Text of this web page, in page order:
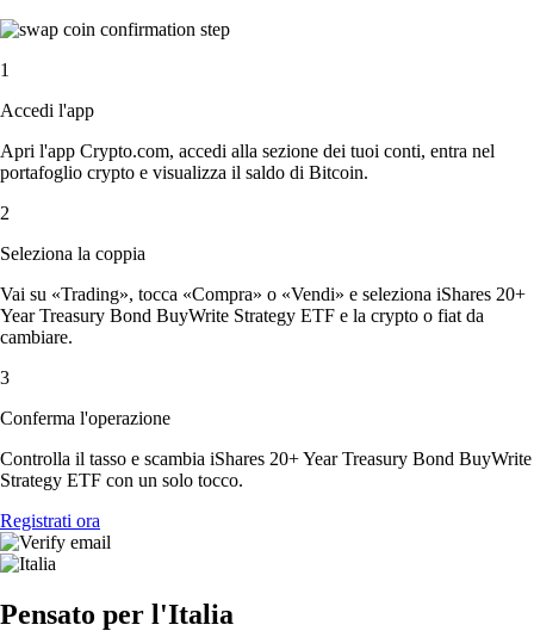
1
Accedi l'app
Apri l'app Crypto.com, accedi alla sezione dei tuoi conti, entra nel
portafoglio crypto e visualizza il saldo di Bitcoin.
2
Seleziona la coppia
Vai su «Trading», tocca «Compra» o «Vendi» e seleziona iShares 20+
Year Treasury Bond BuyWrite Strategy ETF e la crypto o fiat da
cambiare.
3
Conferma l'operazione
Controlla il tasso e scambia iShares 20+ Year Treasury Bond BuyWrite
Strategy ETF con un solo tocco.
Registrati ora
Pensato per l'Italia